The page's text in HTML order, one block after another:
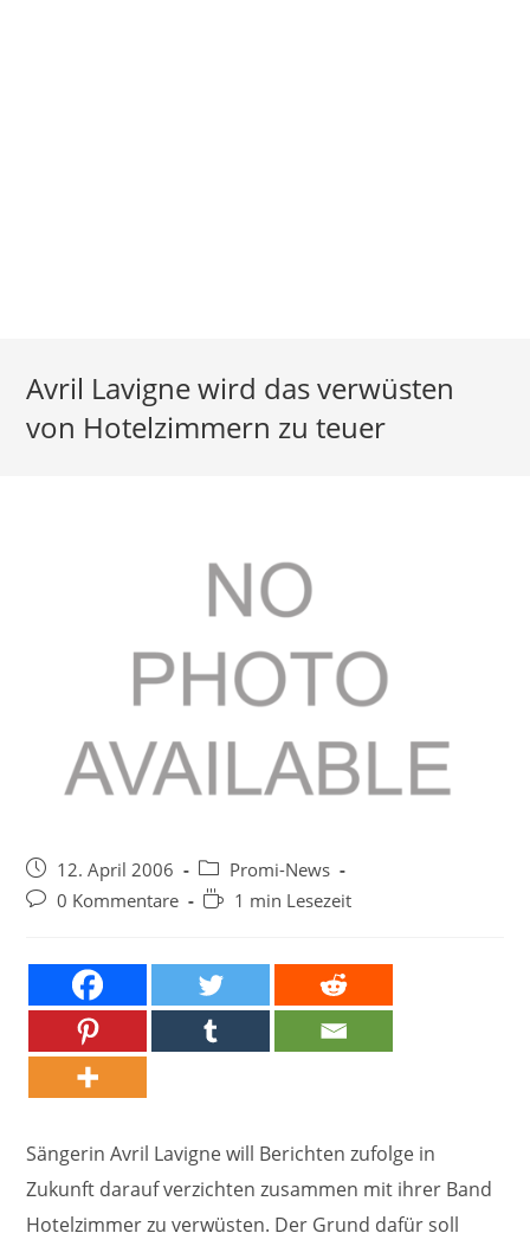
Avril Lavigne wird das verwüsten
von Hotelzimmern zu teuer
Beitrag
veröffentlicht:
12. April 2006
Beitrags-
Kategorie:
Promi-News
Beitrags-
0 Kommentare Lesedauer:
1 min Lesezeit
Sängerin Avril Lavigne will Berichten zufolge in
Zukunft darauf verzichten zusammen mit ihrer Band
Hotelzimmer zu verwüsten. Der Grund dafür soll